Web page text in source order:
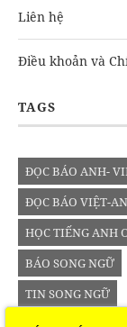
Liên hệ
Điều khoản và
TAGS
ĐỌC BÁO ANH-
ĐỌC BÁO VIỆT-
HỌC TIẾNG ANH
BÁO SONG NGỮ
TIN SONG NGỮ